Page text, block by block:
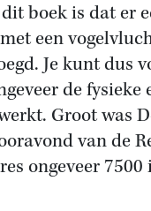
boek is dat er
een
Je kunt dus
de
Groot was
van de
ongeveer 7500